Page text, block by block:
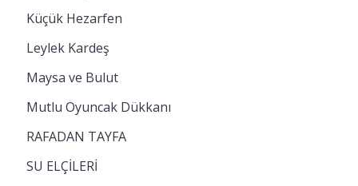
Küçük Hezarfen
Leylek Kardeş
Maysa ve Bulut
Mutlu Oyuncak Dükkanı
RAFADAN TAYFA
SU ELÇİLERİ